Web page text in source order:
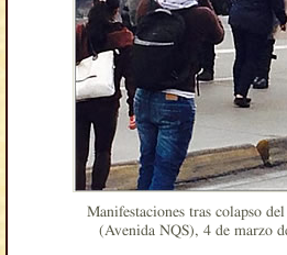
Manifestaciones tras colapso
(Avenida NQS), 4 de marzo